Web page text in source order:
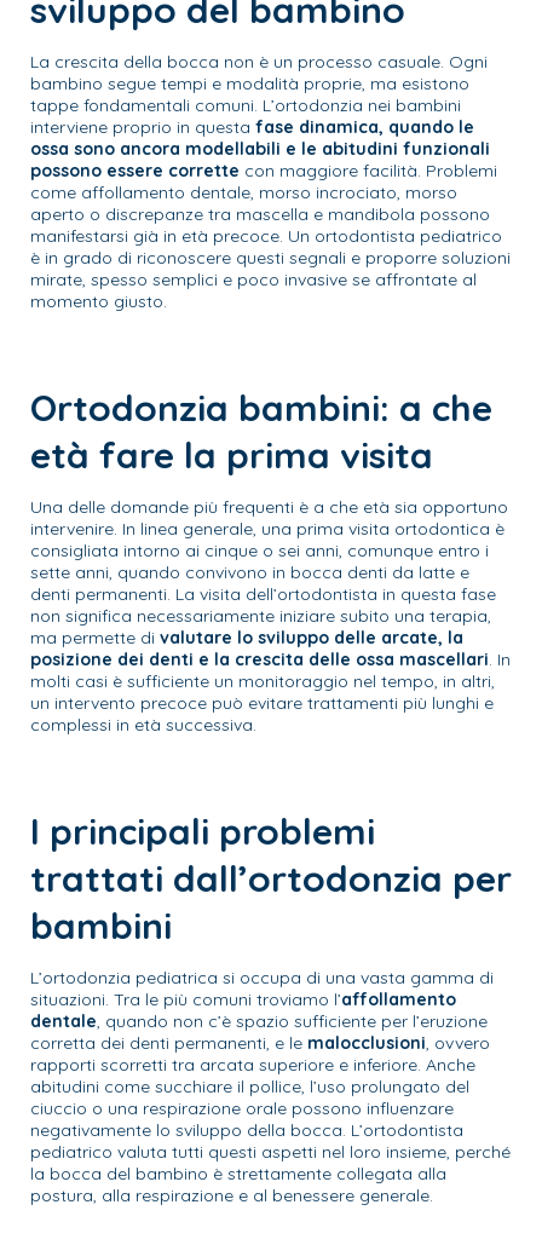
sviluppo del bambino
La crescita della bocca non è un processo casuale. Ogni
bambino segue tempi e modalità proprie, ma esistono
tappe fondamentali comuni. L’ortodonzia nei bambini
interviene proprio in questa fase dinamica, quando le
ossa sono ancora modellabili e le abitudini funzionali
possono essere corrette con maggiore facilità. Problemi
come affollamento dentale, morso incrociato, morso
aperto o discrepanze tra mascella e mandibola possono
manifestarsi già in età precoce. Un ortodontista pediatrico
è in grado di riconoscere questi segnali e proporre soluzioni
mirate, spesso semplici e poco invasive se affrontate al
momento giusto.
Ortodonzia bambini: a che
età fare la prima visita
Una delle domande più frequenti è a che età sia opportuno
intervenire. In linea generale, una prima visita ortodontica è
consigliata intorno ai cinque o sei anni, comunque entro i
sette anni, quando convivono in bocca denti da latte e
denti permanenti. La visita dell’ortodontista in questa fase
non significa necessariamente iniziare subito una terapia,
ma permette di valutare lo sviluppo delle arcate, la
posizione dei denti e la crescita delle ossa mascellari. In
molti casi è sufficiente un monitoraggio nel tempo, in altri,
un intervento precoce può evitare trattamenti più lunghi e
complessi in età successiva.
I principali problemi
trattati dall’ortodonzia per
bambini
L’ortodonzia pediatrica si occupa di una vasta gamma di
situazioni. Tra le più comuni troviamo l’affollamento
dentale, quando non c’è spazio sufficiente per l’eruzione
corretta dei denti permanenti, e le malocclusioni, ovvero
rapporti scorretti tra arcata superiore e inferiore. Anche
abitudini come succhiare il pollice, l’uso prolungato del
ciuccio o una respirazione orale possono influenzare
negativamente lo sviluppo della bocca. L’ortodontista
pediatrico valuta tutti questi aspetti nel loro insieme, perché
la bocca del bambino è strettamente collegata alla
postura, alla respirazione e al benessere generale.